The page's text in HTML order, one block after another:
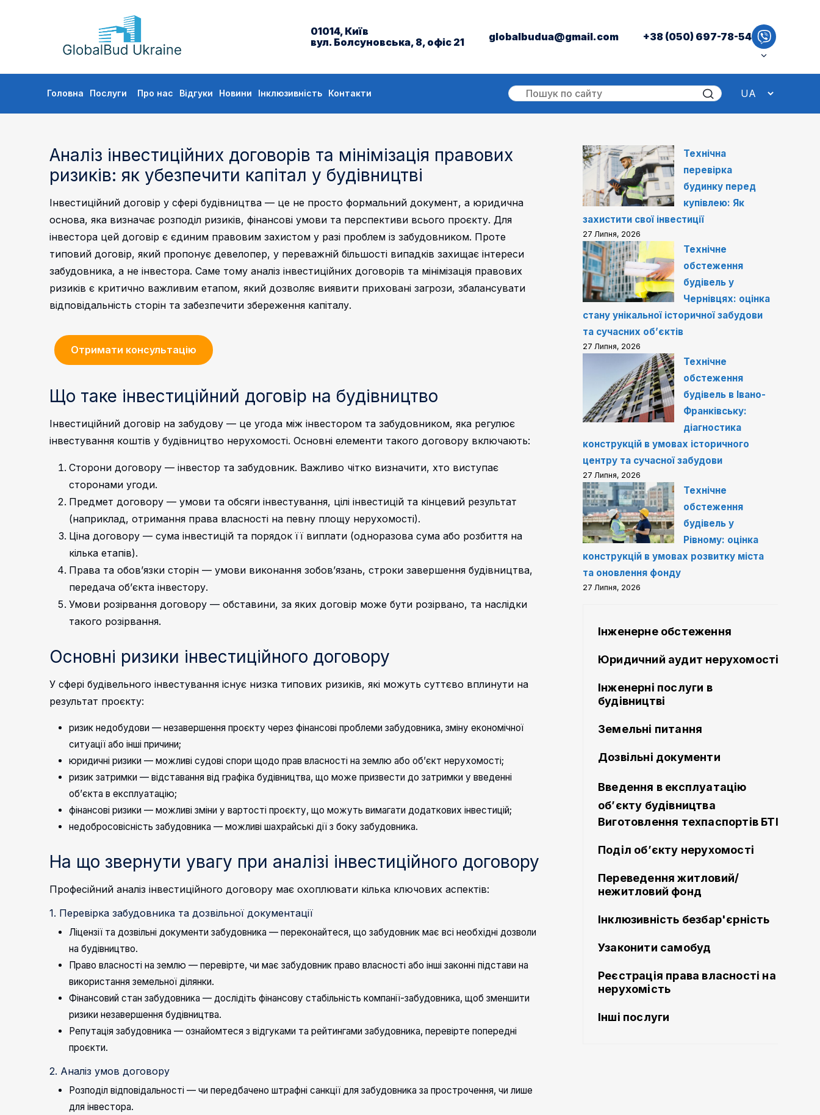
01014, Київ
вул. Болсуновська, 8, офіс 21
globalbudua@gmail.com +38 (050) 697-78-54
Skip
to
content
Головна Послуги Про нас Відгуки Новини Інклюзивність Контакти
Аналіз інвестиційних договорів та мінімізація правових
ризиків: як убезпечити капітал у будівництві
Інвестиційний договір у сфері будівництва — це не просто формальний документ, а юридична
основа, яка визначає розподіл ризиків, фінансові умови та перспективи всього проєкту. Для
інвестора цей договір є єдиним правовим захистом у разі проблем із забудовником. Проте
типовий договір, який пропонує девелопер, у переважній більшості випадків захищає інтереси
забудовника, а не інвестора. Саме тому аналіз інвестиційних договорів та мінімізація правових
ризиків є критично важливим етапом, який дозволяє виявити приховані загрози, збалансувати
відповідальність сторін та забезпечити збереження капіталу.
Отримати консультацію
Що таке інвестиційний договір на будівництво
Інвестиційний договір на забудову — це угода між інвестором та забудовником, яка регулює
інвестування коштів у будівництво нерухомості. Основні елементи такого договору включають:
Сторони договору — інвестор та забудовник. Важливо чітко визначити, хто виступає
сторонами угоди.
Предмет договору — умови та обсяги інвестування, цілі інвестицій та кінцевий результат
(наприклад, отримання права власності на певну площу нерухомості).
Ціна договору — сума інвестицій та порядок її виплати (одноразова сума або розбиття на
кілька етапів).
Права та обов’язки сторін — умови виконання зобов’язань, строки завершення будівництва,
передача об’єкта інвестору.
Умови розірвання договору — обставини, за яких договір може бути розірвано, та наслідки
такого розірвання.
Основні ризики інвестиційного договору
У сфері будівельного інвестування існує низка типових ризиків, які можуть суттєво вплинути на
результат проєкту:
ризик недобудови — незавершення проєкту через фінансові проблеми забудовника, зміну економічної
ситуації або інші причини;
юридичні ризики — можливі судові спори щодо прав власності на землю або об’єкт нерухомості;
ризик затримки — відставання від графіка будівництва, що може призвести до затримки у введенні
об’єкта в експлуатацію;
фінансові ризики — можливі зміни у вартості проєкту, що можуть вимагати додаткових інвестицій;
недобросовісність забудовника — можливі шахрайські дії з боку забудовника.
На що звернути увагу при аналізі інвестиційного договору
Професійний аналіз інвестиційного договору має охоплювати кілька ключових аспектів:
1. Перевірка забудовника та дозвільної документації
Ліцензії та дозвільні документи забудовника — переконайтеся, що забудовник має всі необхідні дозволи
на будівництво.
Право власності на землю — перевірте, чи має забудовник право власності або інші законні підстави на
використання земельної ділянки.
Фінансовий стан забудовника — дослідіть фінансову стабільність компанії-забудовника, щоб зменшити
ризики незавершення будівництва.
Репутація забудовника — ознайомтеся з відгуками та рейтингами забудовника, перевірте попередні
проєкти.
2. Аналіз умов договору
Розподіл відповідальності — чи передбачено штрафні санкції для забудовника за прострочення, чи лише
для інвестора.
Технічна
перевірка
будинку перед
купівлею: Як
захистити свої інвестиції
27 Липня, 2026
Технічне
обстеження
будівель у
Чернівцях: оцінка
стану унікальної історичної забудови
та сучасних об’єктів
27 Липня, 2026
Технічне
обстеження
будівель в Івано-
Франківську:
діагностика
конструкцій в умовах історичного
центру та сучасної забудови
27 Липня, 2026
Технічне
обстеження
будівель у
Рівному: оцінка
конструкцій в умовах розвитку міста
та оновлення фонду
27 Липня, 2026
Інженерне обстеження
Юридичний аудит нерухомості
Інженерні послуги в
будівництві
Земельні питання
Дозвільні документи
Введення в експлуатацію
об’єкту будівництва
Виготовлення техпаспортів БТІ
Поділ об’єкту нерухомості
Переведення житловий/
нежитловий фонд
Інклюзивність безбар'єрність
Узаконити самобуд
Реєстрація права власності на
нерухомість
Інші послуги